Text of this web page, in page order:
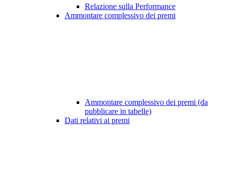
Relazione sulla Performance
Ammontare complessivo dei premi
Ammontare complessivo dei premi (da
pubblicare in tabelle)
Dati relativi ai premi